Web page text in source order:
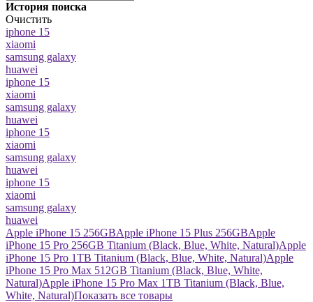
История поиска
Очистить
iphone 15
xiaomi
samsung galaxy
huawei
iphone 15
xiaomi
samsung galaxy
huawei
iphone 15
xiaomi
samsung galaxy
huawei
iphone 15
xiaomi
samsung galaxy
huawei
Apple iPhone 15 256GBApple iPhone 15 Plus 256GBApple
iPhone 15 Pro 256GB Titanium (Black, Blue, White, Natural)Apple
iPhone 15 Pro 1TB Titanium (Black, Blue, White, Natural)Apple
iPhone 15 Pro Max 512GB Titanium (Black, Blue, White,
Natural)Apple iPhone 15 Pro Max 1TB Titanium (Black, Blue,
White, Natural)Показать все товары